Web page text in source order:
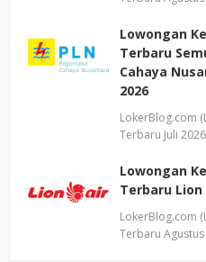
Lowongan
Terbaru
Cahaya
2026
LokerBlog.com
Terbaru Juli
Lowongan
Terbaru Lion
LokerBlog.com
Terbaru